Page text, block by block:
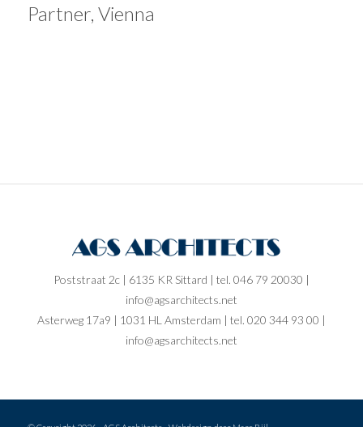
Partner, Vienna
Poststraat 2c | 6135 KR Sittard | tel. 046 79 20030 |
info@agsarchitects.net
Asterweg 17a9 | 1031 HL Amsterdam | tel. 020 344 93 00 |
info@agsarchitects.net